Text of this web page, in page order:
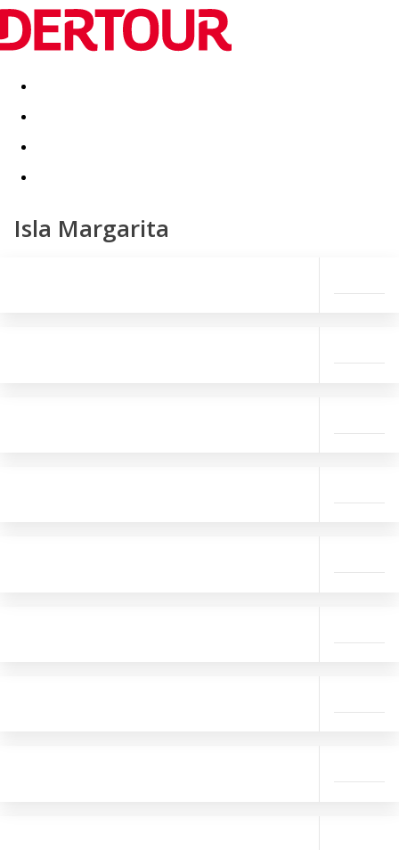
Destinatii Vacanta perfecta OFERTE DE NERATAT
Isla Margarita